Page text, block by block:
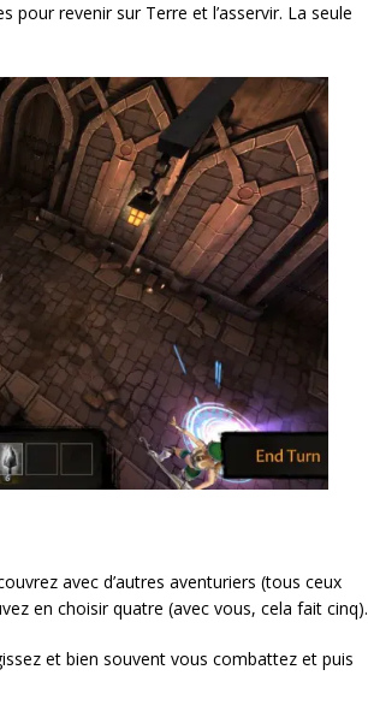
revenir sur Terre et l’asservir. La seule
avec d’autres aventuriers (tous ceux
en choisir quatre (avec vous, cela fait cinq).
et bien souvent vous combattez et puis